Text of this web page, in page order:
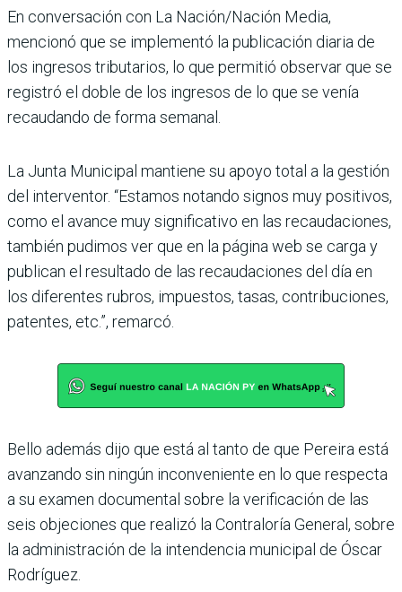
En conversación con La Nación/Nación Media,
mencionó que se implementó la publicación diaria de
los ingresos tributarios, lo que permitió observar que se
registró el doble de los ingresos de lo que se venía
recaudando de forma semanal.
La Junta Municipal mantiene su apoyo total a la gestión
del interventor. “Estamos notando signos muy positivos,
como el avance muy significativo en las recaudaciones,
también pudimos ver que en la página web se carga y
publican el resultado de las recaudaciones del día en
los diferentes rubros, impuestos, tasas, contribuciones,
patentes, etc.”, remarcó.
Bello además dijo que está al tanto de que Pereira está
avanzando sin ningún inconveniente en lo que respecta
a su examen documental sobre la verificación de las
seis objeciones que realizó la Contraloría General, sobre
la administración de la intendencia municipal de Óscar
Rodríguez.